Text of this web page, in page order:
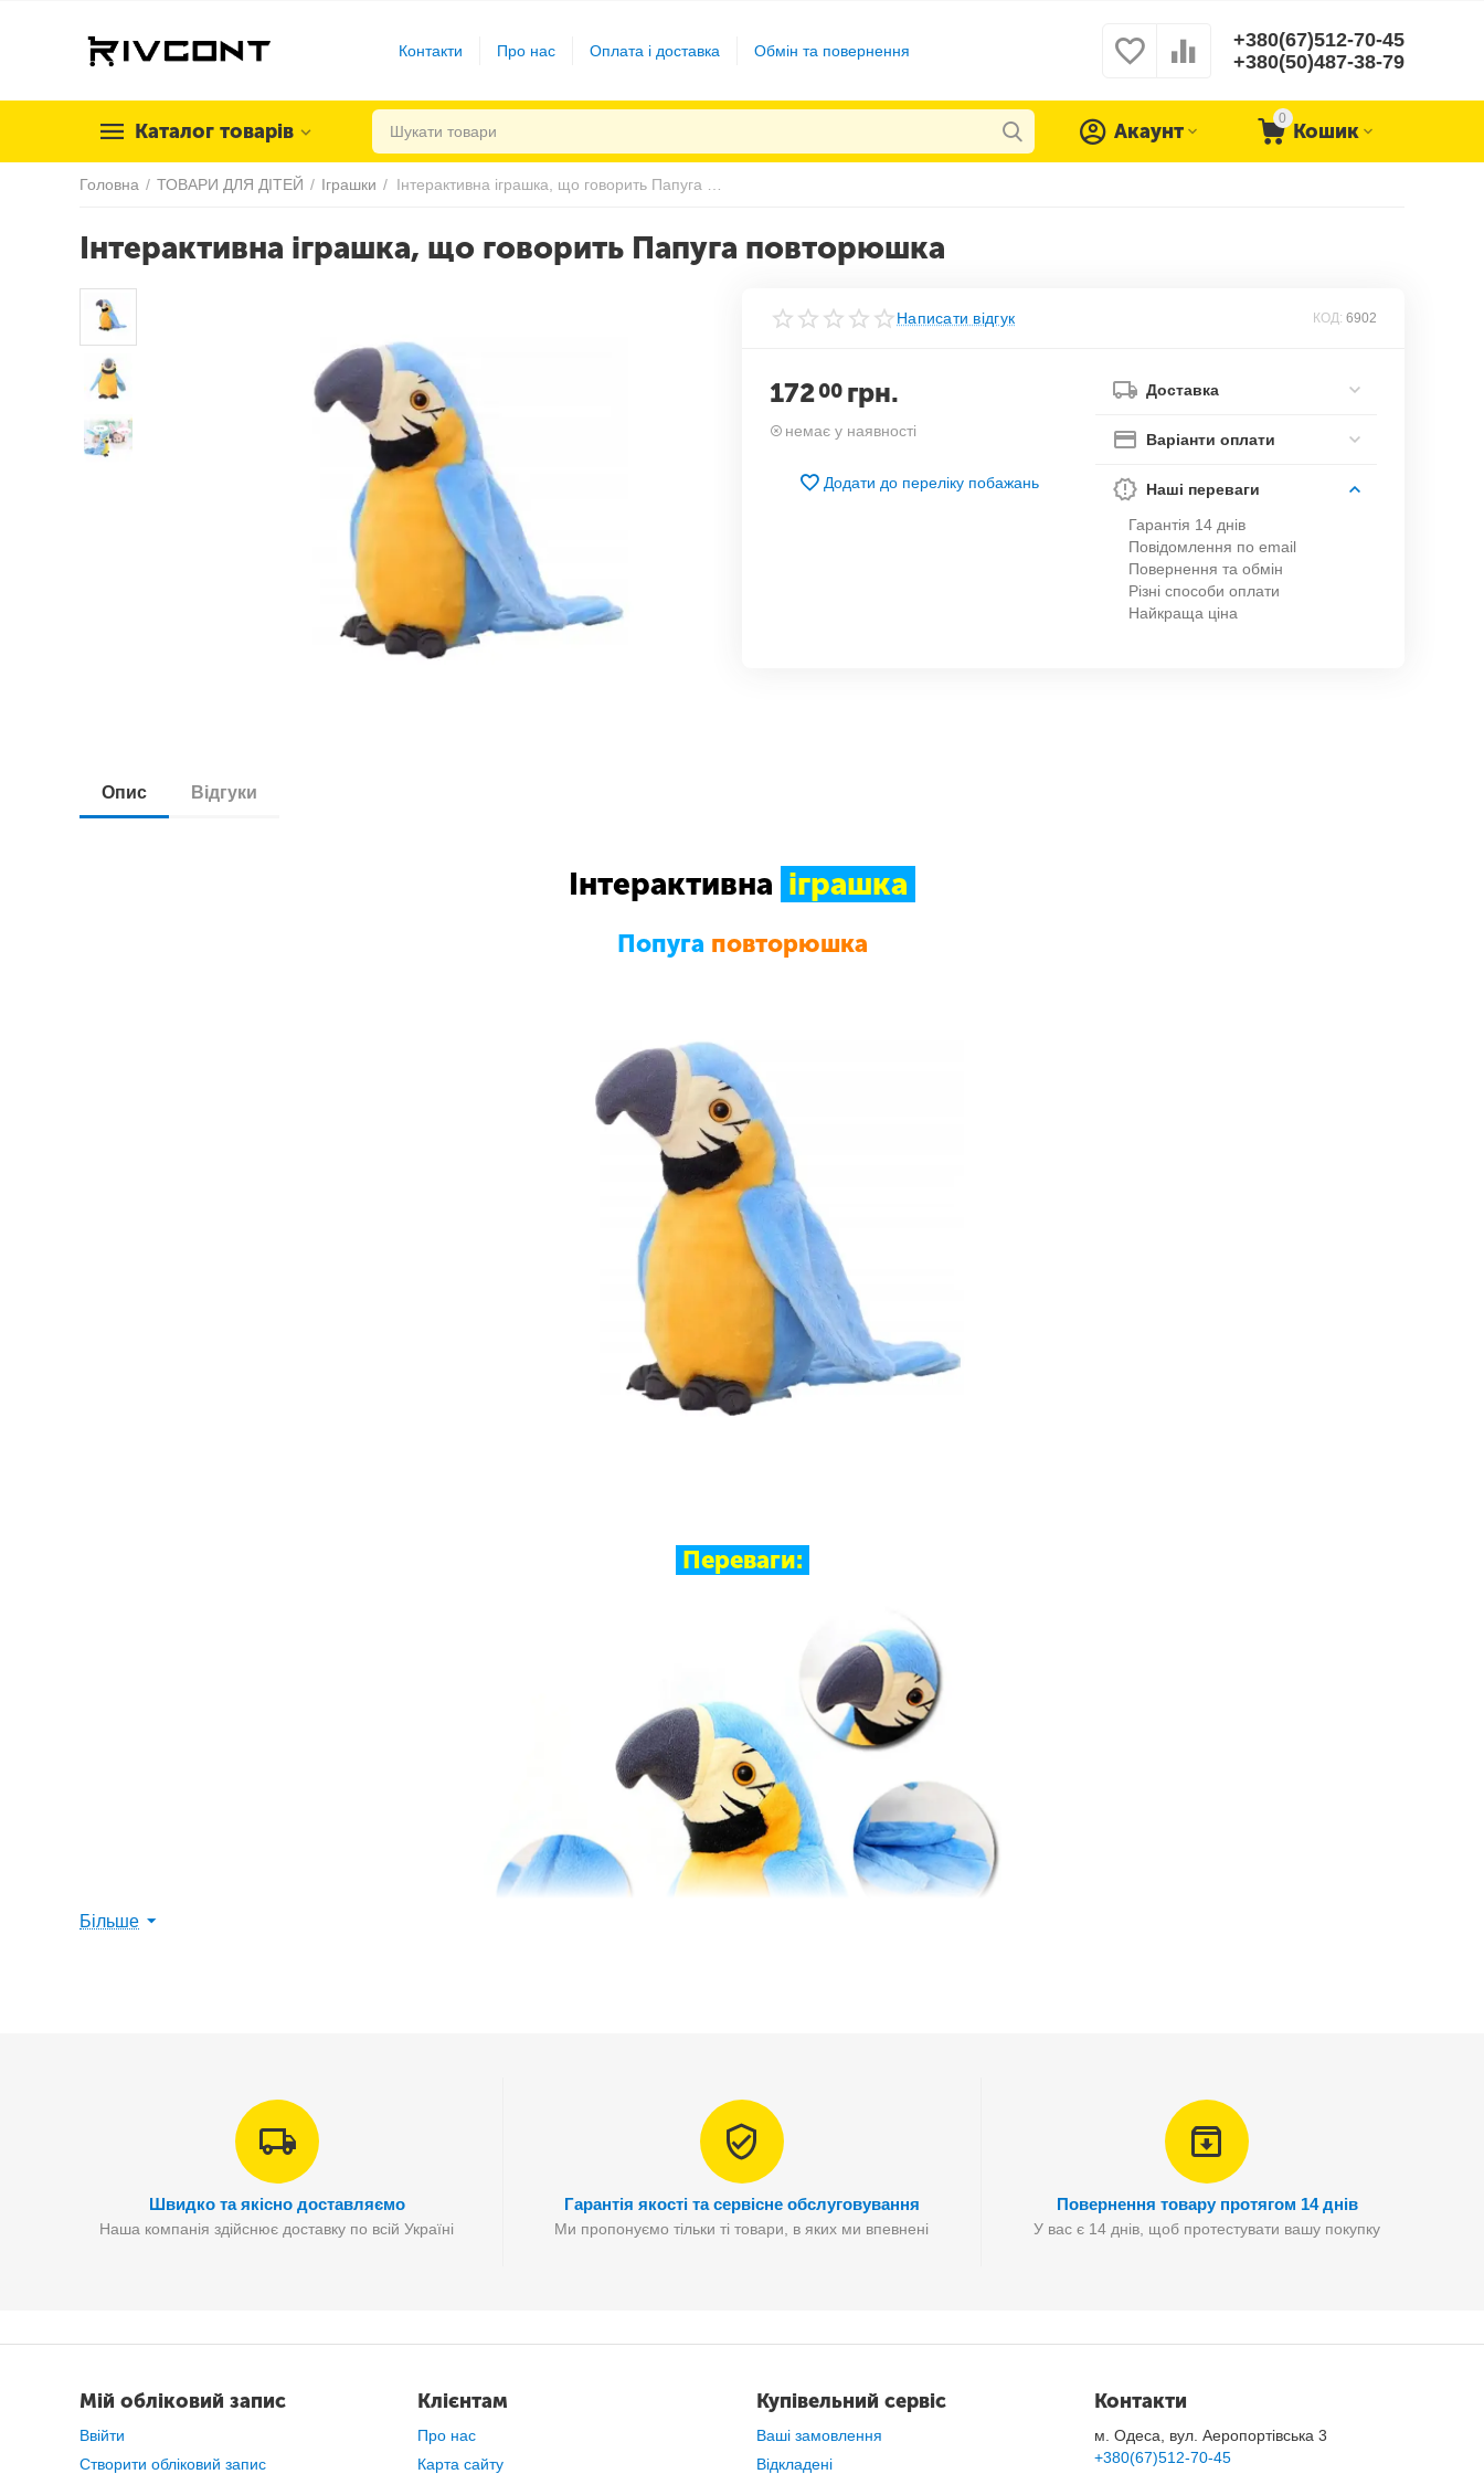
Контакти Про нас Оплата і доставка Обмін та повернення
+380(67)512-70-45
+380(50)487-38-79
Каталог товарів
0
Кошик
Акаунт
Головна / ТОВАРИ ДЛЯ ДІТЕЙ / Іграшки /
Інтерактивна іграшка, що говорить Папуга повторюшка
Написати відгук КОД: 6902
17200 грн.
немає у наявності
Додати до переліку побажань
Доставка
Варіанти оплати
Наші переваги
Гарантія 14 днів
Повідомлення по email
Повернення та обмін
Різні способи оплати
Найкраща ціна
Опис Відгуки
Інтерактивна іграшка
Попуга повторюшка
Переваги:
Веселий та смішний голос попуги звучить дуже оригінально. Іграшка здатна записувати ваші слова протягом
. Після чого весело, виразно і чітко повторить
все до останнього.
Більше
Швидко та якісно доставляємо
Наша компанія здійснює доставку по всій Україні
Гарантія якості та сервісне обслуговування
Ми пропонуємо тільки ті товари, в яких ми впевнені
Повернення товару протягом 14 днів
У вас є 14 днів, щоб протестувати вашу покупку
Мій обліковий запис
Ввійти
Створити обліковий запис
Клієнтам
Про нас
Карта сайту
Купівельний сервіс
Ваші замовлення
Відкладені
Контакти
м. Одеса, вул. Аеропортівська 3
+380(67)512-70-45